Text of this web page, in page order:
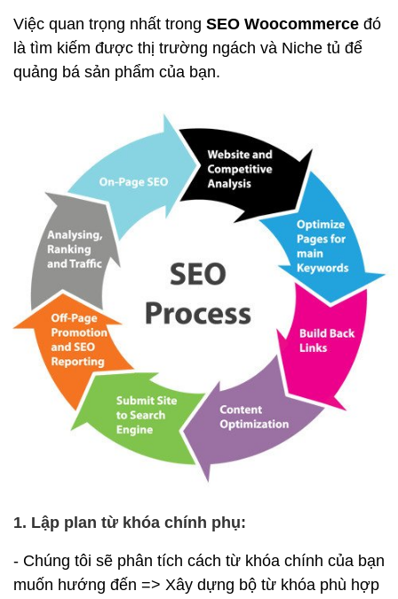
Việc quan trọng nhất trong SEO Woocommerce đó
là tìm kiếm được thị trường ngách và Niche tủ để
quảng bá sản phẩm của bạn.
1. Lập plan từ khóa chính phụ:
- Chúng tôi sẽ phân tích cách từ khóa chính của bạn
muốn hướng đến => Xây dựng bộ từ khóa phù hợp